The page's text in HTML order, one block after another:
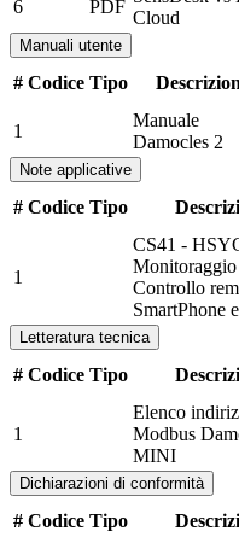
6 PDF
Cloud
Manuali utente
# Codice Tipo
1
Manuale
Damocles 2
Note applicative
# Codice Tipo
1
CS41 -
Monitoraggio
Controllo
SmartPhone
Letteratura tecnica
# Codice Tipo
1
Elenco
Modbus
MINI
Dichiarazioni di conformità
# Codice Tipo